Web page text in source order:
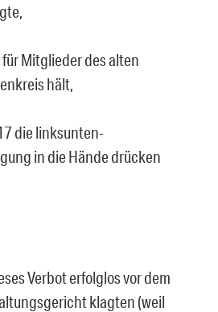
Mitglieder des alten
hält,
die linksunten-
in die Hände drücken
Verbot erfolglos vor dem
klagten (weil